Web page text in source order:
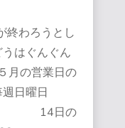
終わろうとし
はぐんぐん
月の営業日の
日曜日
） 14日の